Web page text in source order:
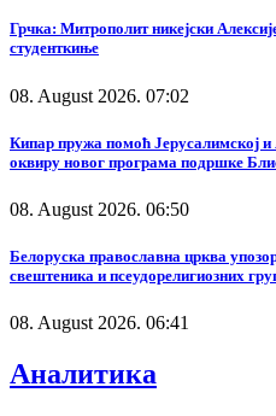
Грчка: Митрополит никејски
студенткиње
08. August 2026. 07:02
Кипар пружа помоћ Јерусалимској и
оквиру новог програма подршке
08. August 2026. 06:50
Белоруска православна црква
свештеника и псеудорелигиозних
08. August 2026. 06:41
Аналитика